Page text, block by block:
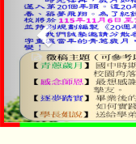
公告
代理(
「